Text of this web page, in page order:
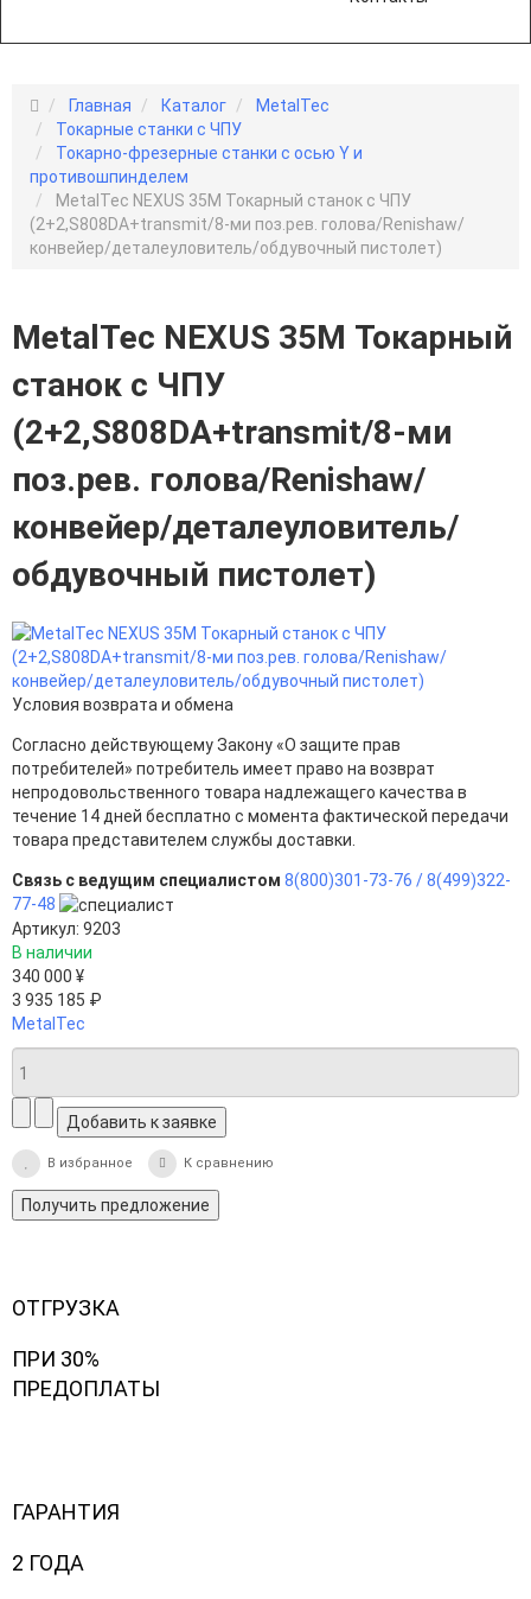
Главная Каталог
MetalTec
Токарные станки с ЧПУ
Токарно-фрезерные станки с осью Y и
противошпинделем
MetalTec NEXUS 35M Токарный станок с ЧПУ
(2+2,S808DA+transmit/8-ми поз.рев. голова/Renishaw/
конвейер/деталеуловитель/обдувочный пистолет)
MetalTec NEXUS 35M Токарный
станок с ЧПУ
(2+2,S808DA+transmit/8-ми
поз.рев. голова/Renishaw/
конвейер/деталеуловитель/
обдувочный пистолет)
Условия возврата и обмена
Согласно действующему Закону «О защите прав
потребителей» потребитель имеет право на возврат
непродовольственного товара надлежащего качества в
течение 14 дней бесплатно с момента фактической передачи
товара представителем службы доставки.
Связь с ведущим специалистом 8(800)301-73-76 /8(499)322-
77-48
Артикул: 9203
В наличии
340 000 ¥
3 935 185 ₽
MetalTec
В избранное К сравнению
Получить предложение
ОТГРУЗКА
ПРИ 30%
ПРЕДОПЛАТЫ
ГАРАНТИЯ
2 ГОДА